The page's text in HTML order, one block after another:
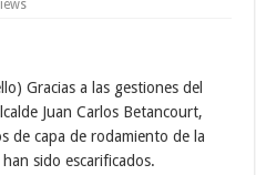
Gracias a las gestiones del
Juan Carlos Betancourt,
de capa de rodamiento de la
sido escarificados.